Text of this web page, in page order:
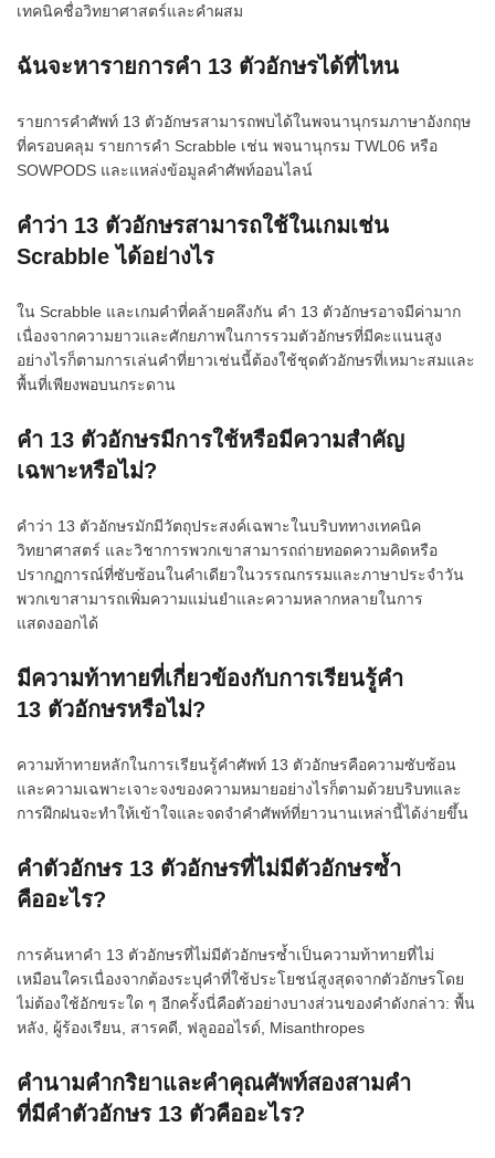
เทคนิคชื่อวิทยาศาสตร์และคำผสม
ฉันจะหารายการคำ 13 ตัวอักษรได้ที่ไหน
รายการคำศัพท์ 13 ตัวอักษรสามารถพบได้ในพจนานุกรมภาษาอังกฤษ
ที่ครอบคลุม รายการคำ Scrabble เช่น พจนานุกรม TWL06 หรือ
SOWPODS และแหล่งข้อมูลคำศัพท์ออนไลน์
คำว่า 13 ตัวอักษรสามารถใช้ในเกมเช่น
Scrabble ได้อย่างไร
ใน Scrabble และเกมคำที่คล้ายคลึงกัน คำ 13 ตัวอักษรอาจมีค่ามาก
เนื่องจากความยาวและศักยภาพในการรวมตัวอักษรที่มีคะแนนสูง
อย่างไรก็ตามการเล่นคำที่ยาวเช่นนี้ต้องใช้ชุดตัวอักษรที่เหมาะสมและ
พื้นที่เพียงพอบนกระดาน
คำ 13 ตัวอักษรมีการใช้หรือมีความสำคัญ
เฉพาะหรือไม่?
คำว่า 13 ตัวอักษรมักมีวัตถุประสงค์เฉพาะในบริบททางเทคนิค
วิทยาศาสตร์ และวิชาการพวกเขาสามารถถ่ายทอดความคิดหรือ
ปรากฏการณ์ที่ซับซ้อนในคำเดียวในวรรณกรรมและภาษาประจำวัน
พวกเขาสามารถเพิ่มความแม่นยำและความหลากหลายในการ
แสดงออกได้
มีความท้าทายที่เกี่ยวข้องกับการเรียนรู้คำ
13 ตัวอักษรหรือไม่?
ความท้าทายหลักในการเรียนรู้คำศัพท์ 13 ตัวอักษรคือความซับซ้อน
และความเฉพาะเจาะจงของความหมายอย่างไรก็ตามด้วยบริบทและ
การฝึกฝนจะทำให้เข้าใจและจดจำคำศัพท์ที่ยาวนานเหล่านี้ได้ง่ายขึ้น
คำตัวอักษร 13 ตัวอักษรที่ไม่มีตัวอักษรซ้ำ
คืออะไร?
การค้นหาคำ 13 ตัวอักษรที่ไม่มีตัวอักษรซ้ำเป็นความท้าทายที่ไม่
เหมือนใครเนื่องจากต้องระบุคำที่ใช้ประโยชน์สูงสุดจากตัวอักษรโดย
ไม่ต้องใช้อักขระใด ๆ อีกครั้งนี่คือตัวอย่างบางส่วนของคำดังกล่าว: พื้น
หลัง, ผู้ร้องเรียน, สารคดี, ฟลูอออไรด์, Misanthropes
คำนามคำกริยาและคำคุณศัพท์สองสามคำ
ที่มีคำตัวอักษร 13 ตัวคืออะไร?